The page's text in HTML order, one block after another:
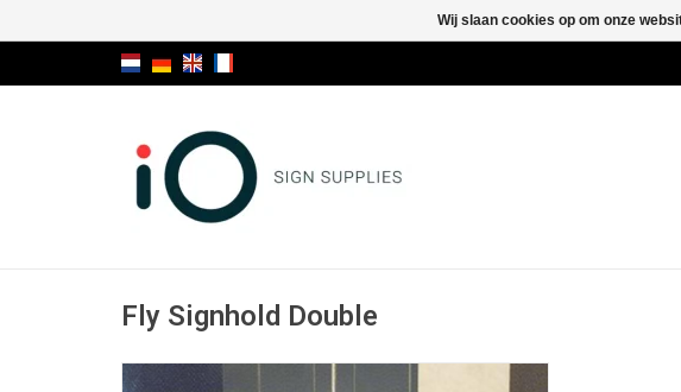
Fly Signhold Double
Wij slaan cookies op om onze